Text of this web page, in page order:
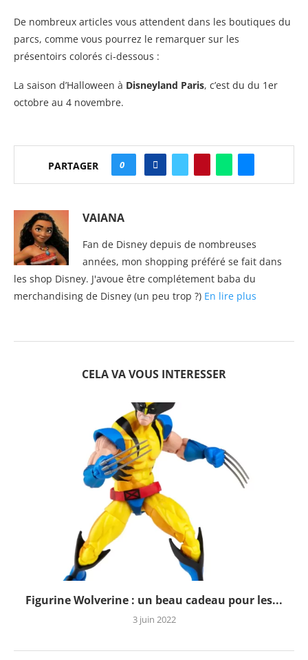
De nombreux articles vous attendent dans les boutiques du
parcs, comme vous pourrez le remarquer sur les
présentoirs colorés ci-dessous :
La saison d’Halloween à Disneyland Paris, c’est du du 1er
octobre au 4 novembre.
PARTAGER 0
VAIANA
Fan de Disney depuis de nombreuses
années, mon shopping préféré se fait dans
les shop Disney. J'avoue être complétement baba du
merchandising de Disney (un peu trop ?) En lire plus
CELA VA VOUS INTERESSER
Figurine Wolverine : un beau cadeau pour les...
3 juin 2022